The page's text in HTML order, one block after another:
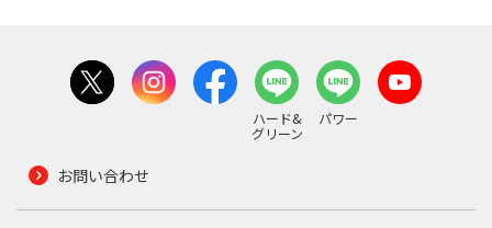
ハード&
グリーン
パワー
お問い合わせ